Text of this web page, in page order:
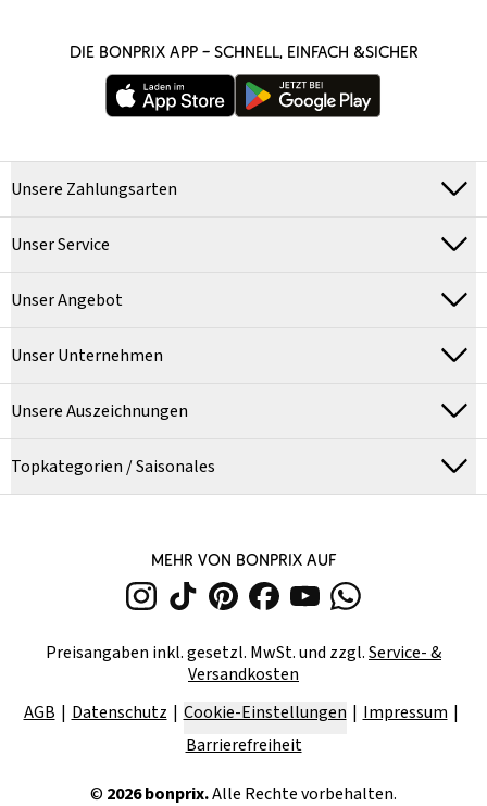
DIE BONPRIX APP – SCHNELL, EINFACH &SICHER
Unsere Zahlungsarten
Unser Service
Unser Angebot
Unser Unternehmen
Unsere Auszeichnungen
Topkategorien / Saisonales
MEHR VON BONPRIX AUF
Preisangaben inkl. gesetzl. MwSt. und zzgl.Service- &
Versandkosten
AGB
Datenschutz Cookie-Einstellungen
Impressum
Barrierefreiheit
© 2026bonprix.Alle Rechte vorbehalten.